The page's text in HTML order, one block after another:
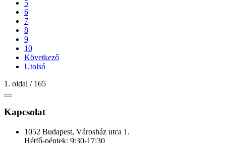
5
6
7
8
9
10
Következő
Utolsó
1. oldal / 165
Kapcsolat
1052 Budapest, Városház utca 1.
Hétfő-péntek: 9:30-17:30